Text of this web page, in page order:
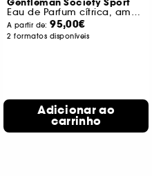
Gentleman Society Sport
Eau de Parfum cítrica, amadeirada e floral para homem
A partir de:95,00€
2 formatos disponíveis
Adicionar ao
carrinho